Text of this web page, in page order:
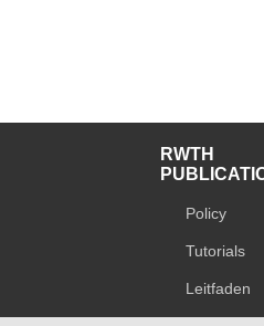
RWTH
Policy
Tutorials
Leitfaden